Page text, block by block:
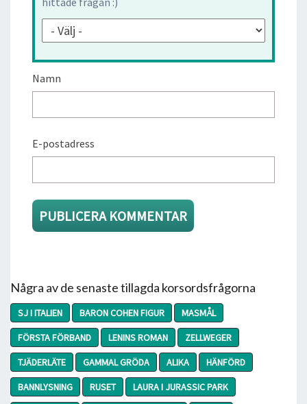
Namn
E-postadress
Några av de senaste tillagda korsordsfrågorna
SJ I ITALIEN BARON COHEN FIGUR
MASMÅL
FÖRSTA FÖRBAND
LENINS ROMAN
ZELLWEGER
TJÄDERLÄTE
GAMMAL GRÖDA ALIKA
HÄNFÖRD
BANNLYSNING
RUSET
LAURA I JURASSIC PARK